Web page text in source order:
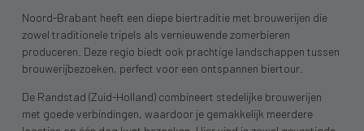
Noord-Brabant heeft een diepe biertraditie met brouwerijen die
zowel traditionele tripels als vernieuwende zomerbieren
produceren. Deze regio biedt ook prachtige landschappen tussen
brouwerijbezoeken, perfect voor een ontspannen biertour.
De Randstad (Zuid-Holland) combineert stedelijke brouwerijen
met goede verbindingen, waardoor je gemakkelijk meerdere